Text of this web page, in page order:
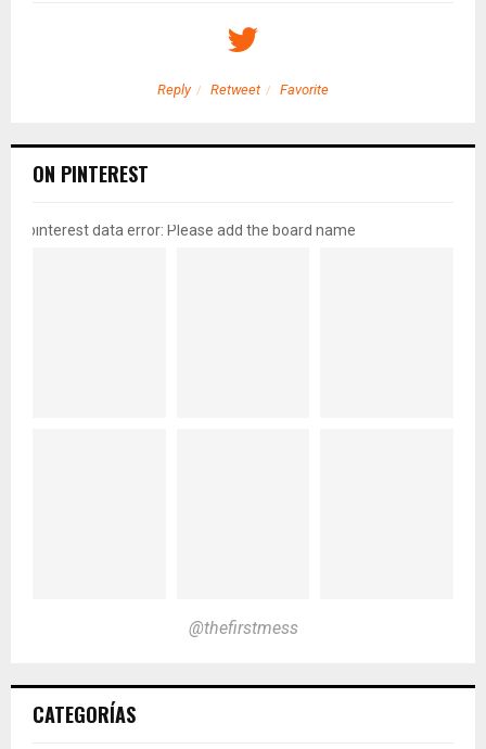
Reply Retweet Favorite
ON PINTEREST
pinterest data error: Please add the board name
@thefirstmess
CATEGORÍAS